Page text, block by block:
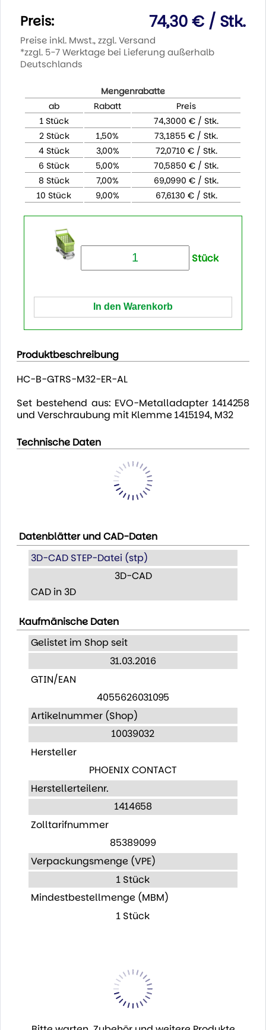
Preis: 74,30 € / Stk.
Preise inkl. Mwst., zzgl. Versand
*zzgl. 5-7 Werktage bei Lieferung außerhalb
Deutschlands
Mengenrabatte
ab
Rabatt
Preis
1 Stück
74,3000 € / Stk.
2 Stück
1,50%
73,1855 € / Stk.
4 Stück
3,00%
72,0710 € / Stk.
6 Stück
5,00%
70,5850 € / Stk.
8 Stück
7,00%
69,0990 € / Stk.
10 Stück
9,00% 67,6130 € / Stk.
Stück
Produktbeschreibung
HC-B-GTRS-M32-ER-AL
Set bestehend aus: EVO-Metalladapter 1414258
und Verschraubung mit Klemme 1415194, M32
Technische Daten
Datenblätter und CAD-Daten
3D-CAD STEP-Datei (stp)
3D-CAD
CAD in 3D
Kaufmänische Daten
Gelistet im Shop seit
31.03.2016
GTIN/EAN
4055626031095
Artikelnummer (Shop)
10039032
Hersteller
PHOENIX CONTACT
Herstellerteilenr.
1414658
Zolltarifnummer
85389099
Verpackungsmenge (VPE)
1 Stück
Mindestbestellmenge (MBM)
1 Stück